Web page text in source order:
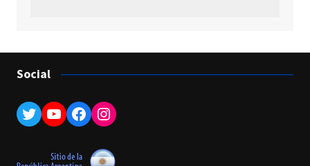
Social
Twitter
YouTube
Facebook
Instagram